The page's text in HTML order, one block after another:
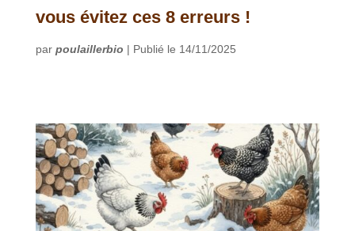
vous évitez ces 8 erreurs !
par poulaillerbio | Publié le 14/11/2025